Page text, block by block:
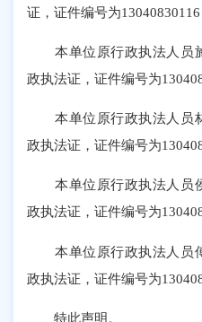
证，证件编号为13040830116
本单位原行政执法人员
政执法证，证件编号为
本单位原行政执法人员
政执法证，证件编号为
本单位原行政执法人员
政执法证，证件编号为
本单位原行政执法人员
政执法证，证件编号为
特此声明。